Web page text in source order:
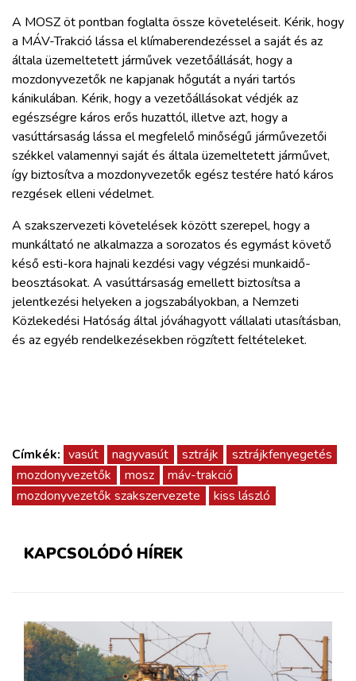
A MOSZ öt pontban foglalta össze követeléseit. Kérik, hogy
a MÁV-Trakció lássa el klímaberendezéssel a saját és az
általa üzemeltetett járművek vezetőállását, hogy a
mozdonyvezetők ne kapjanak hőgutát a nyári tartós
kánikulában. Kérik, hogy a vezetőállásokat védjék az
egészségre káros erős huzattól, illetve azt, hogy a
vasúttársaság lássa el megfelelő minőségű járművezetői
székkel valamennyi saját és általa üzemeltetett járművet,
így biztosítva a mozdonyvezetők egész testére ható káros
rezgések elleni védelmet.
A szakszervezeti követelések között szerepel, hogy a
munkáltató ne alkalmazza a sorozatos és egymást követő
késő esti-kora hajnali kezdési vagy végzési munkaidő-
beosztásokat. A vasúttársaság emellett biztosítsa a
jelentkezési helyeken a jogszabályokban, a Nemzeti
Közlekedési Hatóság által jóváhagyott vállalati utasításban,
és az egyéb rendelkezésekben rögzített feltételeket.
Címkék: vasút nagyvasút sztrájk
sztrájkfenyegetés
mozdonyvezetők
mosz
máv-trakció
mozdonyvezetők szakszervezete
kiss lászló
KAPCSOLÓDÓ HÍREK